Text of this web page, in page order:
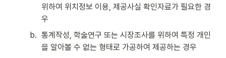
위하여 위치정보 이용, 제공사실 확인자료가 필요한 경
우
b. 통계작성, 학술연구 또는 시장조사를 위하여 특정 개인
을 알아볼 수 없는 형태로 가공하여 제공하는 경우